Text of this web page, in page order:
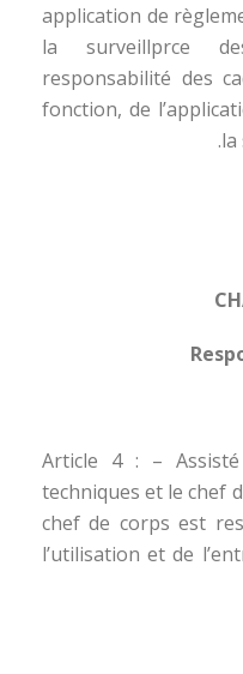
application de
la surveillprce
responsabilité des
fonction, de
la
Article 4 : –
techniques et le chef
chef de corps est
l’utilisation et de